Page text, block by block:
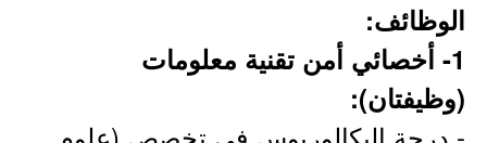
الوظائف:
1- أخصائي أمن تقنية معلومات
(وظيفتان):